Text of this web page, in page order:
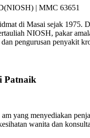
| MMC 63651
di Masai sejak 1975.
NIOSH, pakar
pengurusan penyakit
Patnaik
yang menyediakan
wanita dan